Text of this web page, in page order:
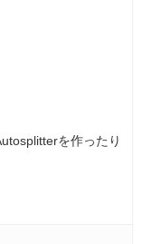
を作ったり